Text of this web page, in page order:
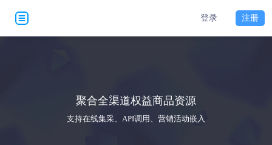
登录 注册
聚合全渠道权益商品资源
支持在线集采、API调用、营销活动嵌入